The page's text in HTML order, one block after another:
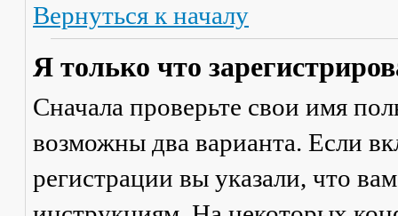
Вернуться к началу
Я только что
Сначала проверьте свои имя
возможны два варианта. Если
регистрации вы указали, что